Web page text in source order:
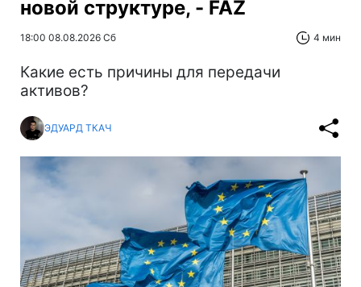
новой структуре, - FAZ
18:00 08.08.2026 Сб 4 мин
Какие есть причины для передачи
активов?
ЭДУАРД ТКАЧ